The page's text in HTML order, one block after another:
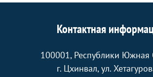
Контактная
100001, Республики Южная
г. Цхинвал, ул.